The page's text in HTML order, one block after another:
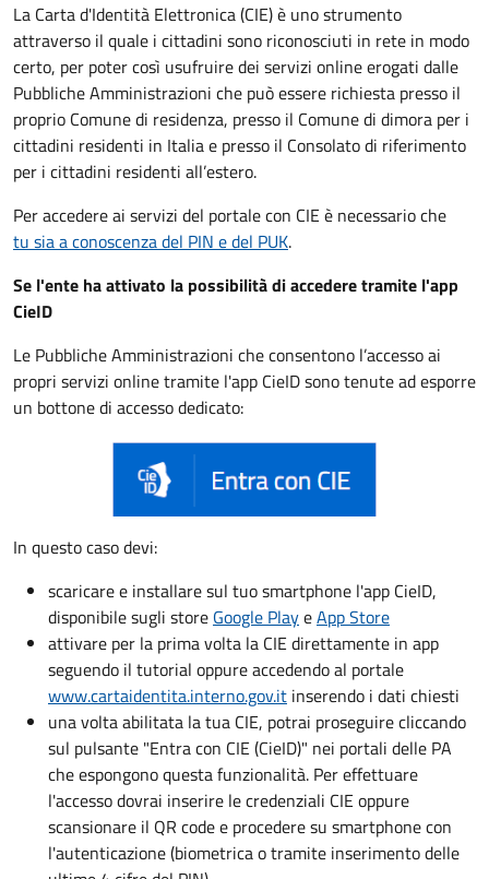
La Carta d'Identità Elettronica (CIE) è uno strumento
attraverso il quale i cittadini sono riconosciuti in rete in modo
certo, per poter così usufruire dei servizi online erogati dalle
Pubbliche Amministrazioni che può essere richiesta presso il
proprio Comune di residenza, presso il Comune di dimora per i
cittadini residenti in Italia e presso il Consolato di riferimento
per i cittadini residenti all’estero.
Per accedere ai servizi del portale con CIE è necessario che
tu sia a conoscenza del PIN e del PUK.
Se l'ente ha attivato la possibilità di accedere tramite l'app
CieID
Le Pubbliche Amministrazioni che consentono l’accesso ai
propri servizi online tramite l'app CieID sono tenute ad esporre
un bottone di accesso dedicato:
In questo caso devi:
scaricare e installare sul tuo smartphone l'app CieID,
disponibile sugli store Google PlayeApp Store
attivare per la prima volta la CIE direttamente in app
seguendo il tutorial oppure accedendo al portale
www.cartaidentita.interno.gov.it inserendo i dati chiesti
una volta abilitata la tua CIE, potrai proseguire cliccando
sul pulsante "Entra con CIE (CieID)" nei portali delle PA
che espongono questa funzionalità. Per effettuare
l'accesso dovrai inserire le credenziali CIE oppure
scansionare il QR code e procedere su smartphone con
l'autenticazione (biometrica o tramite inserimento delle